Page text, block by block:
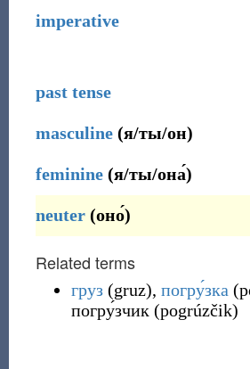
imperative
past tense
masculine(я/ты/он)
feminine(я/ты/она́)
neuter(оно́)
Related terms
груз (gruz), погру́зка (
погру́зчик (pogrúzčik)